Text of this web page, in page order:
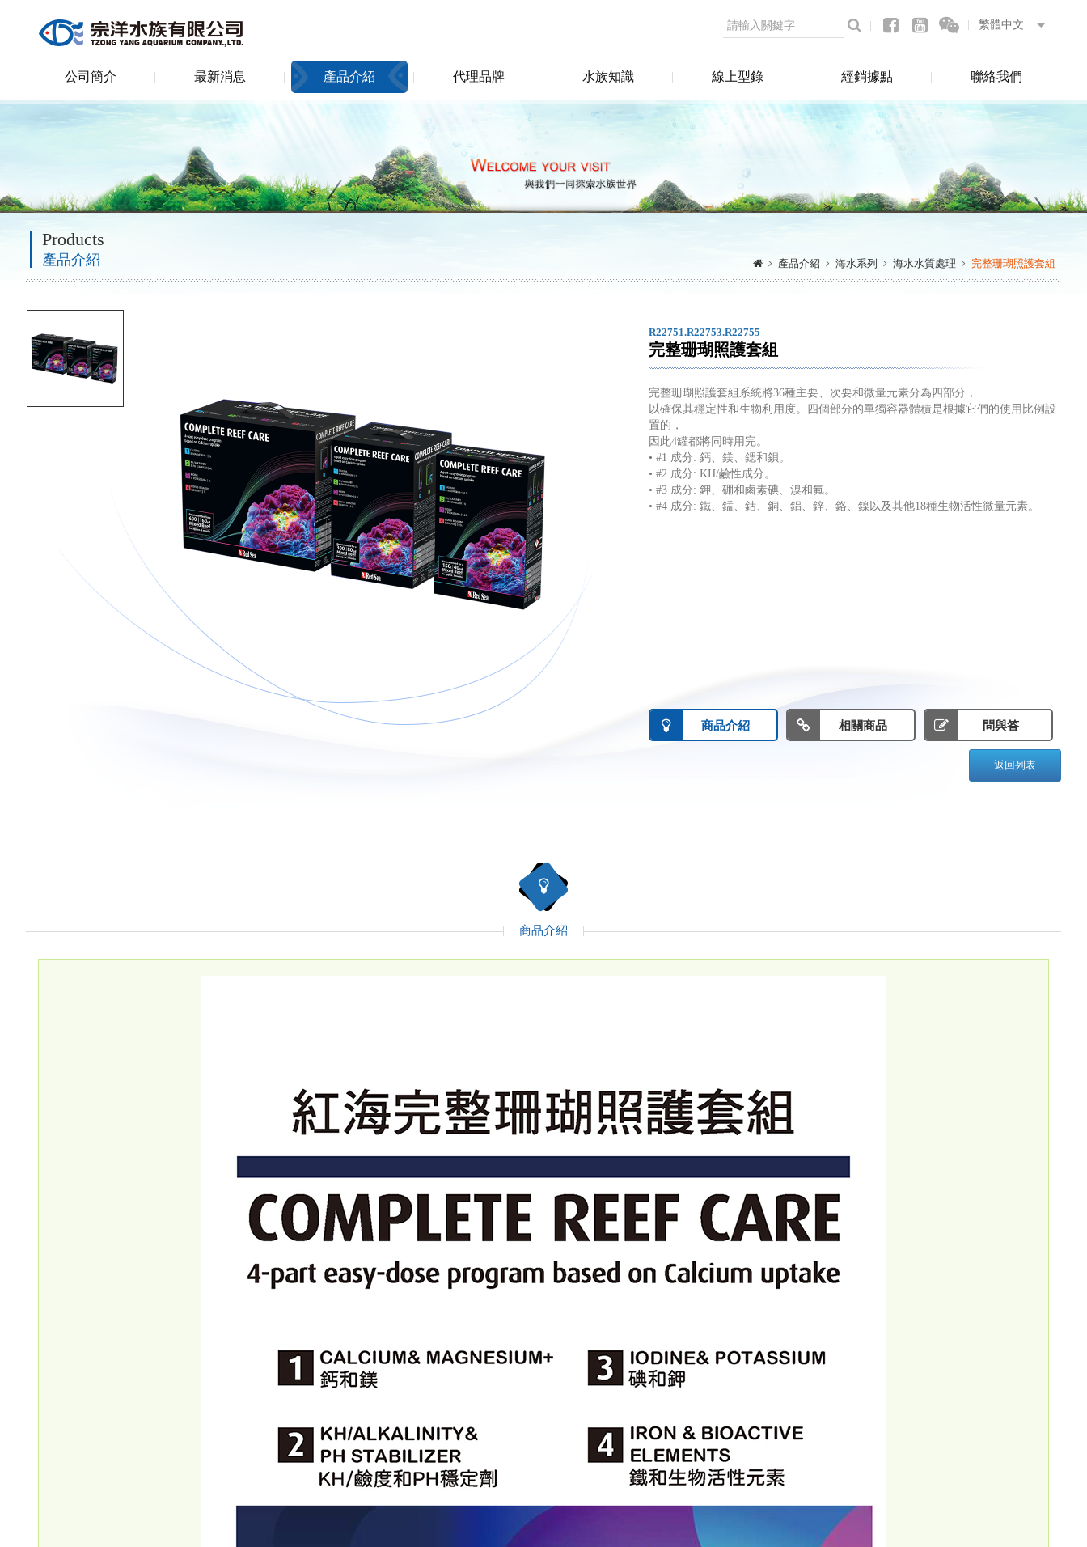
公司簡介 最新消息 產品介紹 代理品牌 水族知識 線上型錄 經銷據點 聯絡我們
Products
產品介紹 產品介紹 海水系列 海水水質處理 完整珊瑚照護套組
R22751.R22753.R22755
完整珊瑚照護套組
完整珊瑚照護套組系統將36種主要、次要和微量元素分為四部分，
以確保其穩定性和生物利用度。四個部分的單獨容器體積是根據它們的使用比例設
置的，
因此4罐都將同時用完。
• #1 成分: 鈣、鎂、鍶和鋇。
• #2 成分: KH/鹼性成分。
• #3 成分: 鉀、硼和鹵素碘、溴和氟。
• #4 成分: 鐵、錳、鈷、銅、鋁、鋅、鉻、鎳以及其他18種生物活性微量元素。
商品介紹 相關商品 問與答
返回列表
商品介紹